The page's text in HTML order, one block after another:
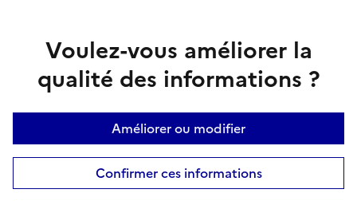
Voulez-vous améliorer la
qualité des informations ?
Améliorer ou modifier
Confirmer ces informations